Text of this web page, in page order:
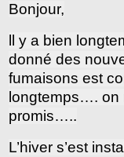
Bonjour,
ll y a bien
donné des
fumaisons est
longtemps….
promis…..
L’hiver s’est